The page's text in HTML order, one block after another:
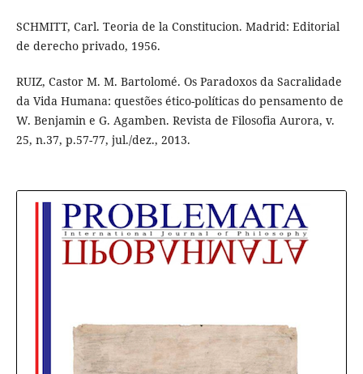
SCHMITT, Carl. Teoria de la Constitucion. Madrid: Editorial
de derecho privado, 1956.
RUIZ, Castor M. M. Bartolomé. Os Paradoxos da Sacralidade
da Vida Humana: questões ético-políticas do pensamento de
W. Benjamin e G. Agamben. Revista de Filosofia Aurora, v.
25, n.37, p.57-77, jul./dez., 2013.